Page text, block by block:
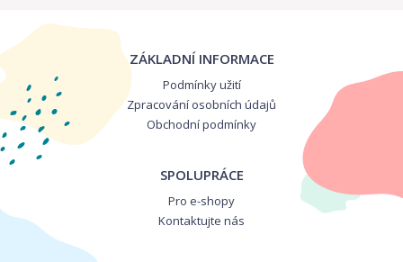
ZÁKLADNÍ INFORMACE
Podmínky užití
Zpracování osobních údajů
Obchodní podmínky
SPOLUPRÁCE
Pro e-shopy
Kontaktujte nás